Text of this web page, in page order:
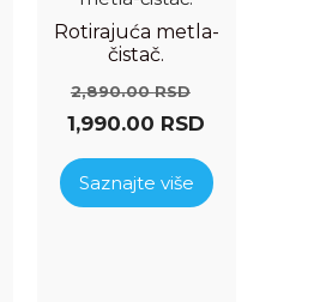
Rotirajuća metla-
čistač.
2,890.00RSD
1,990.00 RSD
Saznajte više